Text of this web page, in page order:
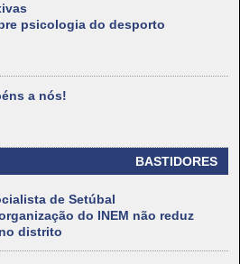
psicologia do desporto
a nós!
BASTIDORES
de Setúbal
do INEM não reduz
distrito